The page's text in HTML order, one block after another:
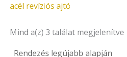
acél revíziós ajtó
Mind a(z) 3 találat megjelenítve